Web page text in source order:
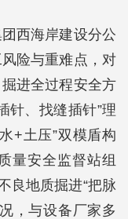
西海岸建设分公
险与重难点，对
进全过程安全方
针、找缝插针”理
+土压”双模盾构
量安全监督站组
良地质掘进“把脉
，与设备厂家多